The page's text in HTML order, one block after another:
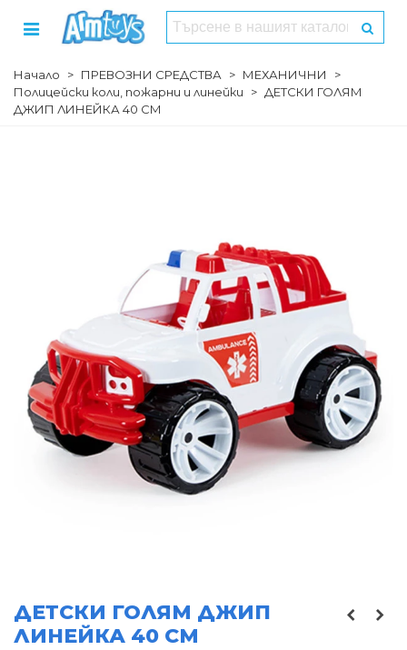
Начало > ПРЕВОЗНИ СРЕДСТВА > МЕХАНИЧНИ
>
Полицейски коли, пожарни и линейки
> ДЕТСКИ ГОЛЯМ
ДЖИП ЛИНЕЙКА 40 СМ
ДЕТСКИ ГОЛЯМ ДЖИП
ЛИНЕЙКА 40 СМ